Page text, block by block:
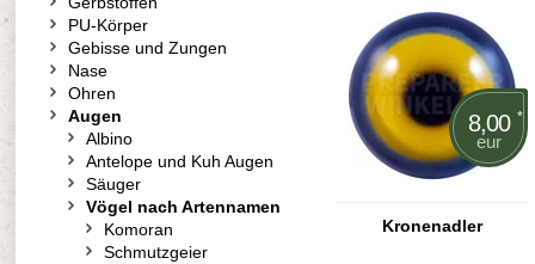
8,00 *
eur
Kronenadler
PU-Körper
Gebisse und Zungen
Nase
Ohren
Augen
Albino
Antelope und Kuh Augen
Säuger
Vögel nach Artennamen
Komoran
Schmutzgeier